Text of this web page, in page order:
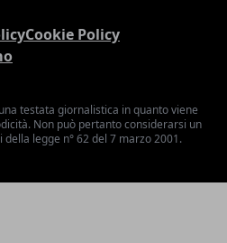
Cookie Policy
testata giornalistica in quanto viene
Non può pertanto considerarsi un
legge n° 62 del 7 marzo 2001.